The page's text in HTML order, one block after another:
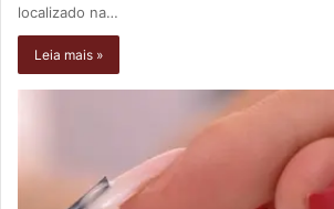
localizado na…
Leia mais »